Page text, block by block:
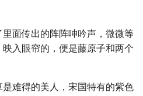
面传出的阵阵呻吟声，微微等
入眼帘的，便是藤原子和两个
难得的美人，宋国特有的紫色